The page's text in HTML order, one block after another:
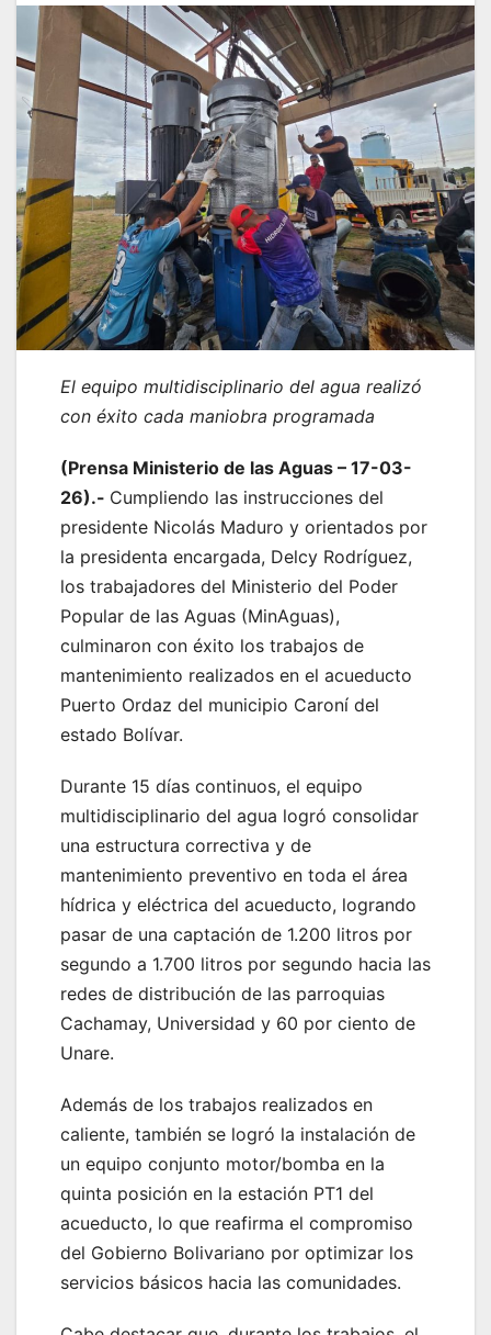
El equipo multidisciplinario del agua realizó
con éxito cada maniobra programada
(Prensa Ministerio de las Aguas – 17-03-
26).- Cumpliendo las instrucciones del
presidente Nicolás Maduro y orientados por
la presidenta encargada, Delcy Rodríguez,
los trabajadores del Ministerio del Poder
Popular de las Aguas (MinAguas),
culminaron con éxito los trabajos de
mantenimiento realizados en el acueducto
Puerto Ordaz del municipio Caroní del
estado Bolívar.
Durante 15 días continuos, el equipo
multidisciplinario del agua logró consolidar
una estructura correctiva y de
mantenimiento preventivo en toda el área
hídrica y eléctrica del acueducto, logrando
pasar de una captación de 1.200 litros por
segundo a 1.700 litros por segundo hacia las
redes de distribución de las parroquias
Cachamay, Universidad y 60 por ciento de
Unare.
Además de los trabajos realizados en
caliente, también se logró la instalación de
un equipo conjunto motor/bomba en la
quinta posición en la estación PT1 del
acueducto, lo que reafirma el compromiso
del Gobierno Bolivariano por optimizar los
servicios básicos hacia las comunidades.